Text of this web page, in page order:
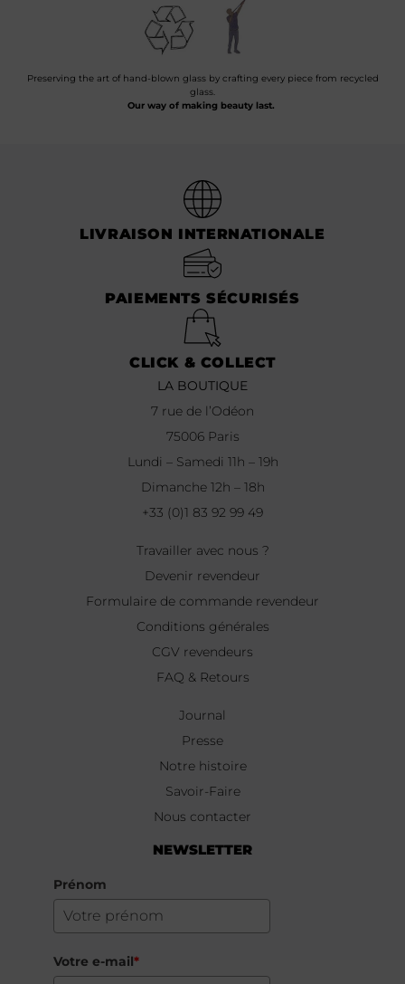
Preserving the art of hand-blown glass by crafting every piece from recycled
glass.
Our way of making beauty last.
LIVRAISON INTERNATIONALE
PAIEMENTS SÉCURISÉS
CLICK & COLLECT
LA BOUTIQUE
7 rue de l’Odéon
75006 Paris
Lundi – Samedi 11h – 19h
Dimanche 12h – 18h
+33 (0)1 83 92 99 49
Travailler avec nous ?
Devenir revendeur
Formulaire de commande revendeur
Conditions générales
CGV revendeurs
FAQ & Retours
Journal
Presse
Notre histoire
Savoir-Faire
Nous contacter
NEWSLETTER
Prénom
Votre e-mail*